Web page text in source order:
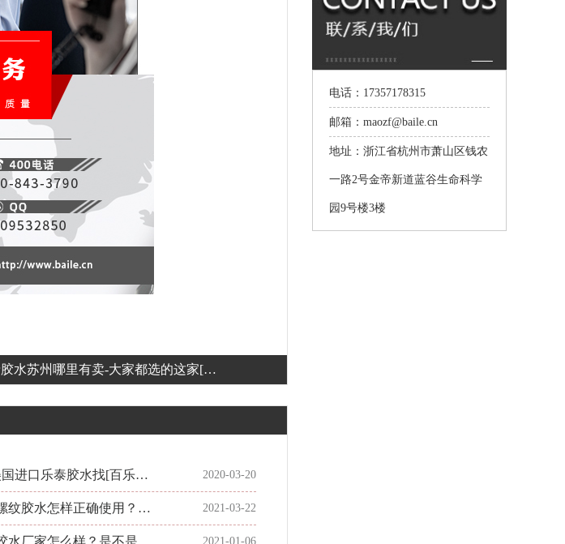
水苏州哪里有卖-大家都选的这家[百
进口乐泰胶水找[百乐粘
粹，滴滴用心！
2020-03-20
纹胶水怎样正确使用？使
意哪些问题？[百乐粘胶]
2021-03-22
水厂家怎么样？是不是靠 2021-01-06
电话：17357178315
邮箱：maozf@baile.cn
地址：浙江省杭州市萧山区钱农
一路2号金帝新道蓝谷生命科学
园9号楼3楼